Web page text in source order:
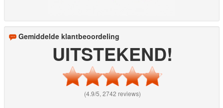
Gemiddelde klantbeoordeling
UITSTEKEND!
(4.9/5, 2742 reviews)